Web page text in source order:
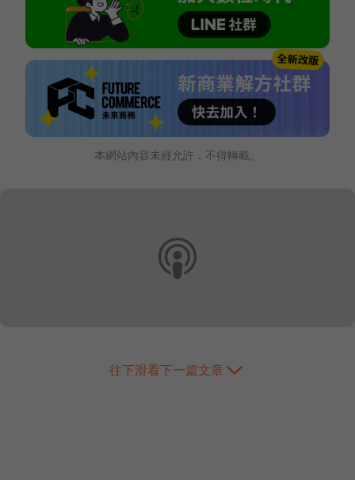
本網站內容未經允許，不得轉載。
往下滑看下一篇文章